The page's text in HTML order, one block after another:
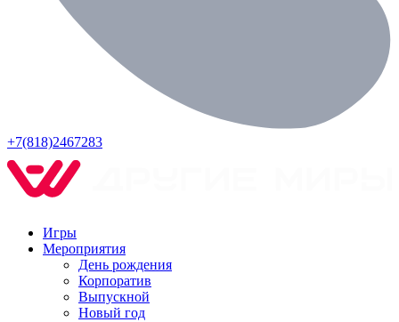
+7(818)2467283
Игры
Мероприятия
День рождения
Корпоратив
Выпускной
Новый год